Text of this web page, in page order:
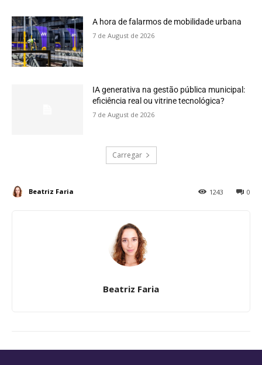
A hora de falarmos de mobilidade urbana
7 de August de 2026
IA generativa na gestão pública municipal:
eficiência real ou vitrine tecnológica?
7 de August de 2026
Carregar
Beatriz Faria 0
1243
Beatriz Faria